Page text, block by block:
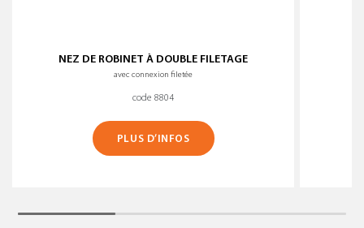
NEZ DE ROBINET À DOUBLE FILETAGE
avec connexion filetée
code 8804
PLUS D’INFOS